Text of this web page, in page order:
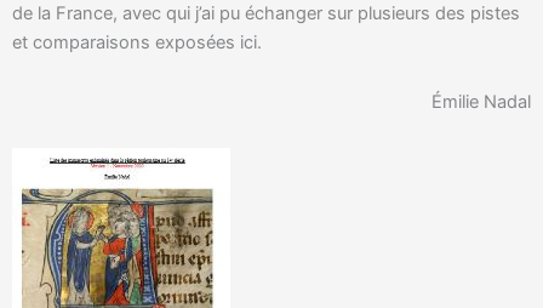
de la France, avec qui j’ai pu échanger sur plusieurs des pistes
et comparaisons exposées ici.
Émilie Nadal